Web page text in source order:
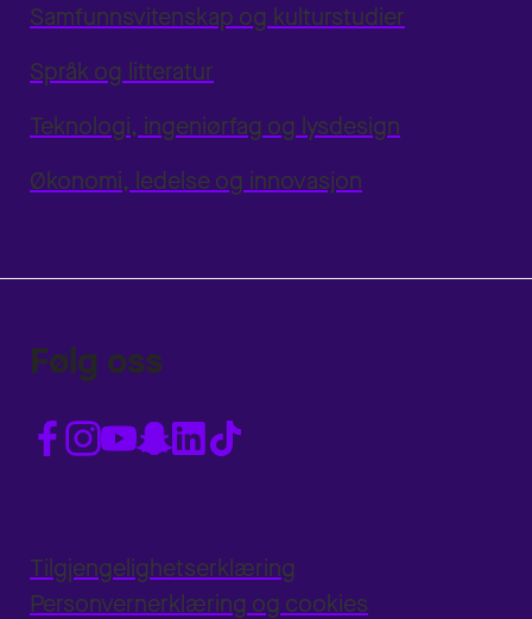
Samfunnsvitenskap og kulturstudier
Språk og litteratur
Teknologi, ingeniørfag og lysdesign
Økonomi, ledelse og innovasjon
Følg oss
Tilgjengelighetserklæring
Personvernerklæring og cookies